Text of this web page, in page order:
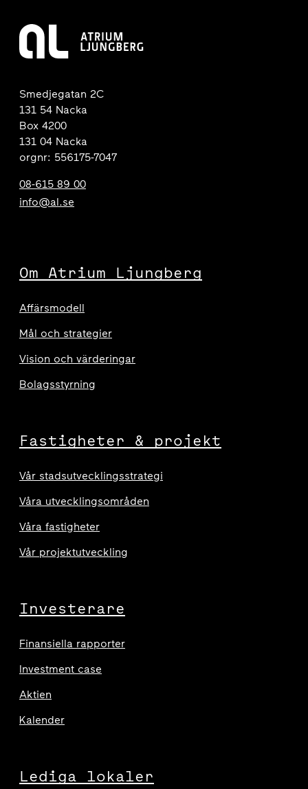
Smedjegatan 2C
131 54 Nacka
Box 4200
131 04 Nacka
orgnr: 556175-7047
08-615 89 00
info@al.se
Om Atrium Ljungberg
Affärsmodell
Mål och strategier
Vision och värderingar
Bolagsstyrning
Fastigheter & projekt
Vår stadsutvecklingsstrategi
Våra utvecklingsområden
Våra fastigheter
Vår projektutveckling
Investerare
Finansiella rapporter
Investment case
Aktien
Kalender
Lediga lokaler